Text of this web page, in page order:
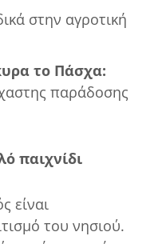
στην αγροτική
το Πάσχα:
παράδοσης
παιχνίδι
είναι
του νησιού.